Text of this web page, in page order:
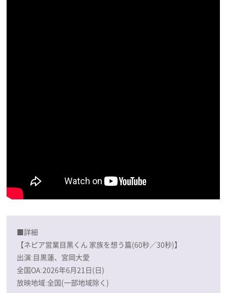
■詳細
【ネピア営業目黒くん 家族を想う篇(60秒／30秒)】
出演:目黒蓮、宮岡大愛
全国OA:2026年6月21日(日)
放映地域:全国(一部地域除く)